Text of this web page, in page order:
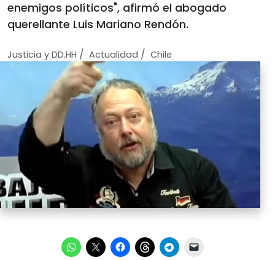
enemigos políticos", afirmó el abogado
querellante Luis Mariano Rendón.
Justicia y DD.HH / Actualidad / Chile